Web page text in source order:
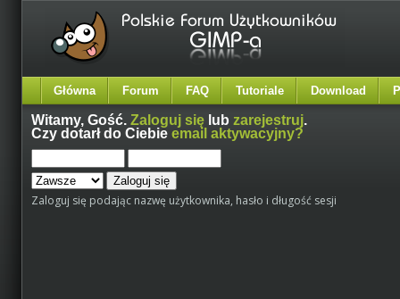
Główna Forum FAQ Tutoriale Download
Witamy, Gość. Zaloguj się lub zarejestruj.
Czy dotarł do Ciebie email aktywacyjny?
Zaloguj się podając nazwę użytkownika, hasło i długość sesji